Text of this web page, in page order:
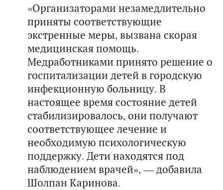
«Организаторами незамедлительно
приняты соответствующие
экстренные меры, вызвана скорая
медицинская помощь.
Медработниками принято решение о
госпитализации детей в городскую
инфекционную больницу. В
настоящее время состояние детей
стабилизировалось, они получают
соответствующее лечение и
необходимую психологическую
поддержку. Дети находятся под
наблюдением врачей», — добавила
Шолпан Каринова.